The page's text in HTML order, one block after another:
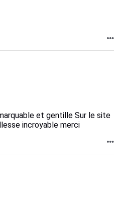
et gentille Sur le site
incroyable merci